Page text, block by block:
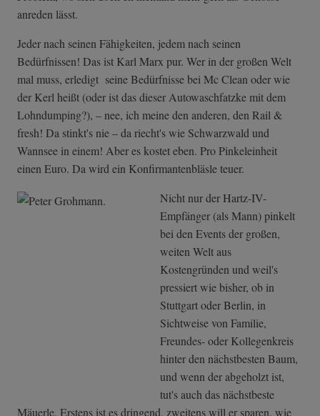
anreden lässt.
Jeder nach seinen Fähigkeiten, jedem nach seinen
Bedürfnissen! Das ist Karl Marx pur. Wer in der großen Welt
mal muss, erledigt seine Bedürfnisse bei Mc Clean oder wie
der Kerl heißt (oder ist das dieser Autowaschfatzke mit dem
Lohndumping?), – nee, ich meine den anderen, den Rail &
fresh! Da stinkt's nie – da riecht's wie Schwarzwald und
Wannsee in einem! Aber es kostet eben. Pro Pinkeleinheit
einen Euro. Da wird ein Konfirmantenbläsle teuer.
Nicht nur der Hartz-IV-
Empfänger (als Mann) pinkelt
bei den Events der großen,
weiten Welt aus
Kostengründen und weil's
pressiert wie bisher, ob in
Stuttgart oder Berlin, in
Sichtweise von Familie,
Freundes- oder Kollegenkreis
hinter den nächstbesten Baum,
und wenn der abgeholzt ist,
tut's auch das nächstbeste
Mäuerle. Erstens ist es dringend, zweitens will er sparen, wie